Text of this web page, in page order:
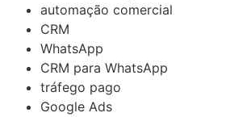
automação comercial
CRM
WhatsApp
CRM para WhatsApp
tráfego pago
Google Ads